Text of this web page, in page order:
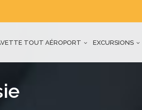
TOUT AÉROPORT EXCURSIONS